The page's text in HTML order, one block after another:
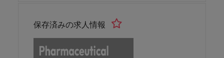
保存済みの求人情報